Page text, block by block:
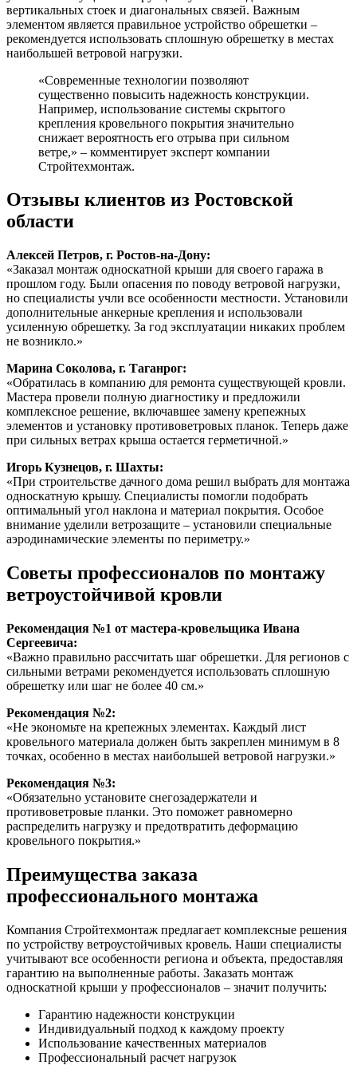
вертикальных стоек и диагональных связей. Важным
элементом является правильное устройство обрешетки –
рекомендуется использовать сплошную обрешетку в местах
наибольшей ветровой нагрузки.
«Современные технологии позволяют
существенно повысить надежность конструкции.
Например, использование системы скрытого
крепления кровельного покрытия значительно
снижает вероятность его отрыва при сильном
ветре,» – комментирует эксперт компании
Стройтехмонтаж.
Отзывы клиентов из Ростовской
области
Алексей Петров, г. Ростов-на-Дону:
«Заказал монтаж односкатной крыши для своего гаража в
прошлом году. Были опасения по поводу ветровой нагрузки,
но специалисты учли все особенности местности. Установили
дополнительные анкерные крепления и использовали
усиленную обрешетку. За год эксплуатации никаких проблем
не возникло.»
Марина Соколова, г. Таганрог:
«Обратилась в компанию для ремонта существующей кровли.
Мастера провели полную диагностику и предложили
комплексное решение, включавшее замену крепежных
элементов и установку противоветровых планок. Теперь даже
при сильных ветрах крыша остается герметичной.»
Игорь Кузнецов, г. Шахты:
«При строительстве дачного дома решил выбрать для монтажа
односкатную крышу. Специалисты помогли подобрать
оптимальный угол наклона и материал покрытия. Особое
внимание уделили ветрозащите – установили специальные
аэродинамические элементы по периметру.»
Советы профессионалов по монтажу
ветроустойчивой кровли
Рекомендация №1 от мастера-кровельщика Ивана
Сергеевича:
«Важно правильно рассчитать шаг обрешетки. Для регионов с
сильными ветрами рекомендуется использовать сплошную
обрешетку или шаг не более 40 см.»
Рекомендация №2:
«Не экономьте на крепежных элементах. Каждый лист
кровельного материала должен быть закреплен минимум в 8
точках, особенно в местах наибольшей ветровой нагрузки.»
Рекомендация №3:
«Обязательно установите снегозадержатели и
противоветровые планки. Это поможет равномерно
распределить нагрузку и предотвратить деформацию
кровельного покрытия.»
Преимущества заказа
профессионального монтажа
Компания Стройтехмонтаж предлагает комплексные решения
по устройству ветроустойчивых кровель. Наши специалисты
учитывают все особенности региона и объекта, предоставляя
гарантию на выполненные работы. Заказать монтаж
односкатной крыши у профессионалов – значит получить:
Гарантию надежности конструкции
Индивидуальный подход к каждому проекту
Использование качественных материалов
Профессиональный расчет нагрузок